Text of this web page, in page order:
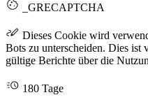
_GRECAPTCHA
Dieses Cookie wird
Bots zu unterscheiden. Dies ist
gültige Berichte über die
180 Tage